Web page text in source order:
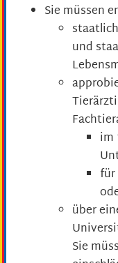
Sie müssen
und
im
über
Sie